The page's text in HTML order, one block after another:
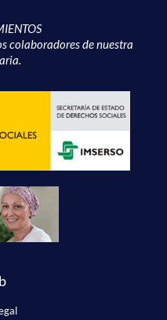
colaboradores de nuestra